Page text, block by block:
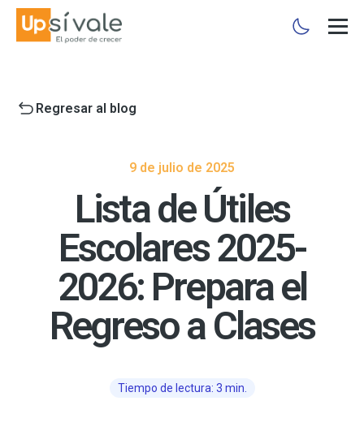
Regresar al blog
9 de julio de 2025
Lista de Útiles
Escolares 2025-
2026: Prepara el
Regreso a Clases
Tiempo de lectura: 3 min.